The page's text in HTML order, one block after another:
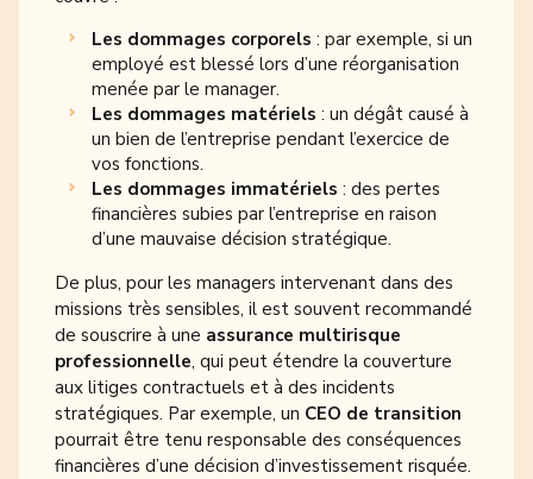
Les dommages corporels : par exemple, si un
employé est blessé lors d’une réorganisation
menée par le manager.
Les dommages matériels : un dégât causé à
un bien de l’entreprise pendant l’exercice de
vos fonctions.
Les dommages immatériels : des pertes
financières subies par l’entreprise en raison
d’une mauvaise décision stratégique.
De plus, pour les managers intervenant dans des
missions très sensibles, il est souvent recommandé
de souscrire à une assurance multirisque
professionnelle, qui peut étendre la couverture
aux litiges contractuels et à des incidents
stratégiques. Par exemple, un CEO de transition
pourrait être tenu responsable des conséquences
financières d’une décision d’investissement risquée.